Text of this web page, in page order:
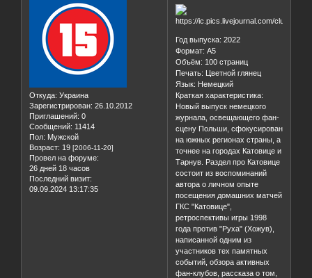
Откуда: Украина
Зарегистрирован: 26.10.2012
Приглашений: 0
Сообщений: 11414
Пол: Мужской
Возраст: 19 [2006-11-20]
Провел на форуме:
26 дней 18 часов
Последний визит:
09.09.2024 13:17:35
Год выпуска: 2022
Формат: А5
Объём: 100 страниц
Печать: Цветной глянец
Язык: Немецкий
Краткая характеристика:
Новый выпуск немецкого
журнала, освещающего фан-
сцену Польши, сфокусирован
на южных регионах страны, а
точнее на городах Катовице и
Тарнув. Раздел про Катовице
состоит из воспоминаний
автора о личном опыте
посещения домашних матчей
ГКС "Катовице",
ретроспективы игры 1998
года против "Руха" (Хожув),
написанной одним из
участников тех памятных
событий, обзора активных
фан-клубов, рассказа о том,